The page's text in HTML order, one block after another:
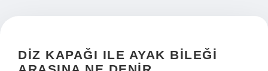
DIZ KAPAĞI ILE AYAK BILEĞI